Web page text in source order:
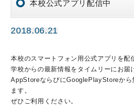
本校公式アプリ配信中
2018.06.21
本校のスマートフォン用公式アプリを配
学校からの最新情報をタイムリーにお届
AppStoreならびにGooglePlayStoreから
ます。
ぜひご利用ください。